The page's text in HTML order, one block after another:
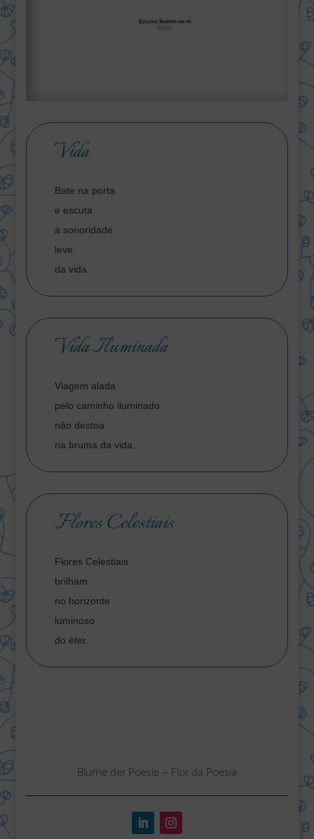
Vida
Bate na porta
e escuta
a sonoridade
leve
da vida.
Vida Iluminada
Viagem alada
pelo caminho iluminado
não destoa
na bruma da vida.
Flores Celestiais
Flores Celestiais
brilham
no horizonte
luminoso
do éter.
Blume der Poesie ~ Flor da Poesia